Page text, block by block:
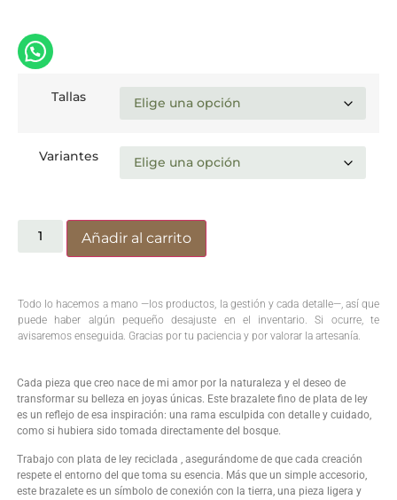
Tallas
Variantes
Añadir al carrito
Todo lo hacemos a mano —los productos, la gestión y cada detalle—, así que
puede haber algún pequeño desajuste en el inventario. Si ocurre, te
avisaremos enseguida. Gracias por tu paciencia y por valorar la artesanía.
Cada pieza que creo nace de mi amor por la naturaleza y el deseo de
transformar su belleza en joyas únicas. Este brazalete fino de plata de ley
es un reflejo de esa inspiración: una rama esculpida con detalle y cuidado,
como si hubiera sido tomada directamente del bosque.
Trabajo con plata de ley reciclada , asegurándome de que cada creación
respete el entorno del que toma su esencia. Más que un simple accesorio,
este brazalete es un símbolo de conexión con la tierra, una pieza ligera y